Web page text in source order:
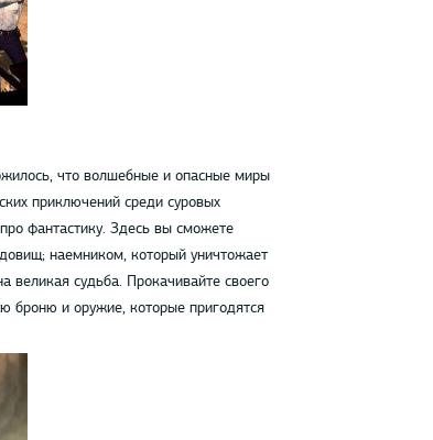
что волшебные и опасные миры
приключений среди суровых
фантастику. Здесь вы сможете
наемником, который уничтожает
великая судьба. Прокачивайте своего
броню и оружие, которые пригодятся